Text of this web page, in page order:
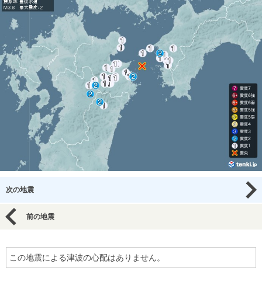
次の地震
前の地震
この地震による津波の心配はありません。